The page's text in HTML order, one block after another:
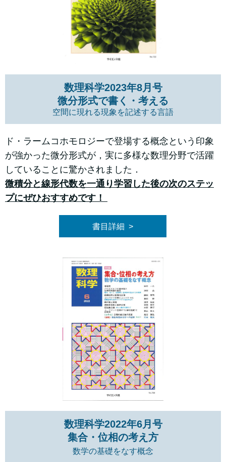
数理科学2023年8月号
微分形式で書く・考える
空間に現れる現象を記述する言語
ド・ラームコホモロジーで登場する概念という印象
が強かった微分形式が，実に多様な数理分野で活躍
していることに驚かされました．
微積分と線形代数を一通り学習した後の次のステッ
プにぜひおすすめです！
書目詳細
数理科学2022年6月号
集合・位相の考え方
数学の基礎をなす概念